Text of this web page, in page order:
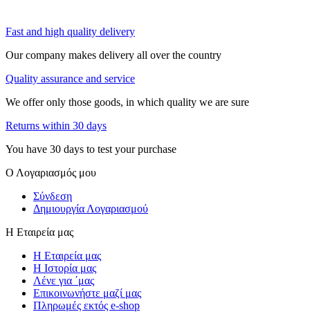
Fast and high quality delivery
Our company makes delivery all over the country
Quality assurance and service
We offer only those goods, in which quality we are sure
Returns within 30 days
You have 30 days to test your purchase
Ο Λογαριασμός μου
Σύνδεση
Δημιουργία Λογαριασμού
Η Εταιρεία μας
Η Εταιρεία μας
Η Ιστορία μας
Λένε για ΄μας
Επικοινωνήστε μαζί μας
Πληρωμές εκτός e-shop